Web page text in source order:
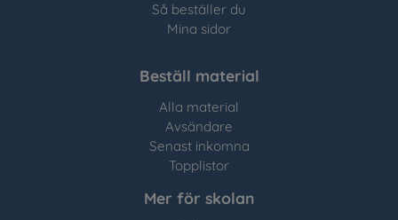
Så beställer du
Mina sidor
Beställ material
Alla material
Avsändare
Senast inkomna
Topplistor
Mer för skolan